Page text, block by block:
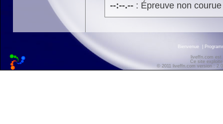
--:--.--: Épreuve non
Bienvenue
liveffn.com est
Ce site
© 2011 liveffn.com version :